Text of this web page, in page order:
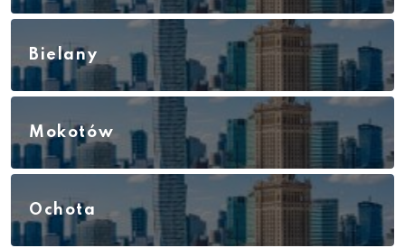
Bielany
Mokotów
Ochota